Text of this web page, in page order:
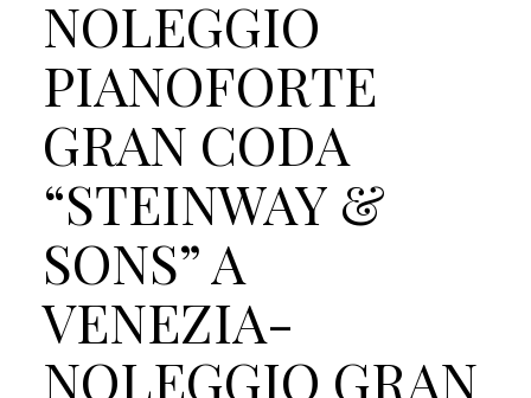
NOLEGGIO
PIANOFORTE
GRAN CODA
“STEINWAY &
SONS” A
VENEZIA-
NOLEGGIO GRAN